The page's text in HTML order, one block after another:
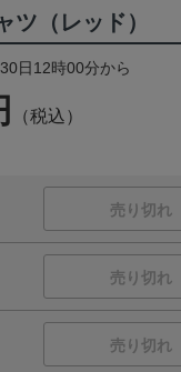
ツ（レッド）
日12時00分から
（税込）
売り切れ
売り切れ
売り切れ